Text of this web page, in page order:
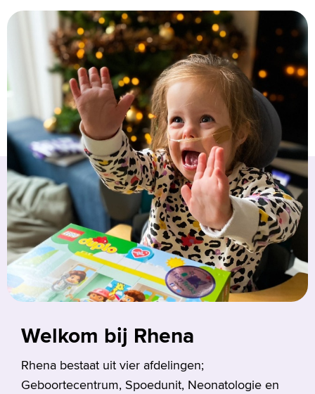
Welkom bij Rhena
Rhena bestaat uit vier afdelingen;
Geboortecentrum, Spoedunit, Neonatologie en